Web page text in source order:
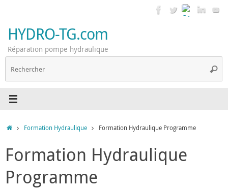
contenu
HYDRO-TG.com
Réparation pompe hydraulique
AccueilFormation Hydraulique Formation Hydraulique Programme
Formation Hydraulique
Programme